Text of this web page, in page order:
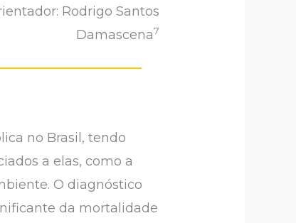
Rodrigo Santos
Damascena7
no Brasil, tendo
a elas, como a
O diagnóstico
da mortalidade